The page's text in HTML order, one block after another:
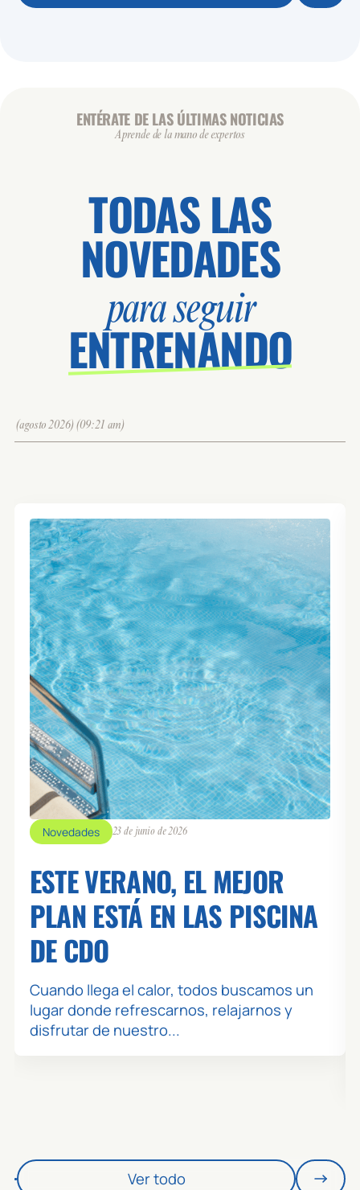
ENTÉRATE DE LAS ÚLTIMAS NOTICIAS
Aprende de la mano de expertos
TODAS LAS
NOVEDADES
para seguir
ENTRENANDO
(agosto 2026)(09:21 am)
Novedades 23 de junio de 2026
ESTE VERANO, EL MEJOR
PLAN ESTÁ EN LAS PISCINA
DE CDO
Cuando llega el calor, todos buscamos un
lugar donde refrescarnos, relajarnos y
disfrutar de nuestro...
Ver todo